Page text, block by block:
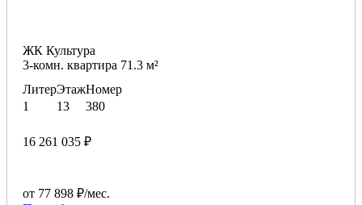
ЖК Культура
3-комн. квартира 71.3 м²
Литер
1
Этаж
13
Номер
380
16 261 035 ₽
от 77 898 ₽/мес.